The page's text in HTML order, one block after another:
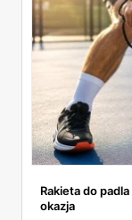
Rakieta do
okazja